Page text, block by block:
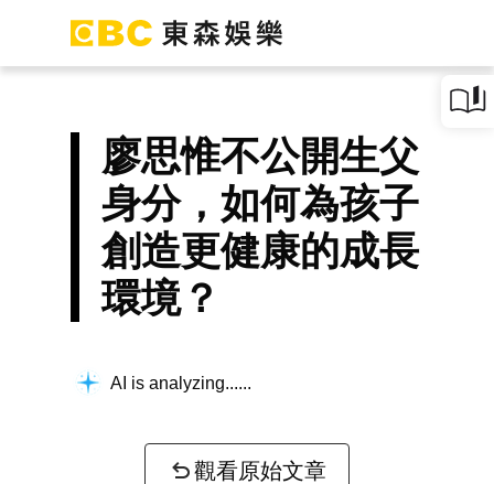
廖思惟不公開生父
身分，如何為孩子
創造更健康的成長
環境？
AI is analyzing...
觀看原始文章